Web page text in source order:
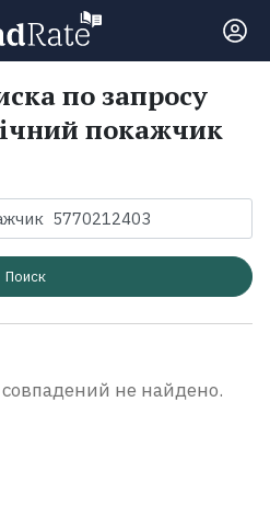
по запросу
покажчик
Поиск
не найдено.